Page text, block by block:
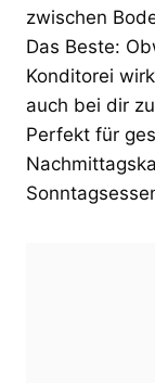
zwischen
Das Beste:
Konditorei
auch bei dir
Perfekt für